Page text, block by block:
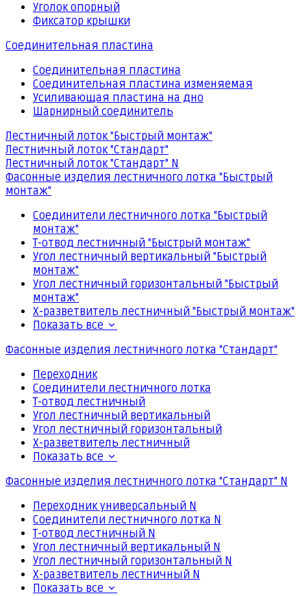
Уголок опорный
Фиксатор крышки
Соединительная пластина
Соединительная пластина
Соединительная пластина изменяемая
Усиливающая пластина на дно
Шарнирный соединитель
Лестничный лоток "Быстрый монтаж"
Лестничный лоток "Стандарт"
Лестничный лоток "Стандарт" N
Фасонные изделия лестничного лотка "Быстрый
монтаж"
Соединители лестничного лотка "Быстрый
монтаж"
Т-отвод лестничный "Быстрый монтаж"
Угол лестничный вертикальный "Быстрый
монтаж"
Угол лестничный горизонтальный "Быстрый
монтаж"
Х-разветвитель лестничный "Быстрый монтаж"
Показать все
Фасонные изделия лестничного лотка "Стандарт"
Переходник
Соединители лестничного лотка
Т-отвод лестничный
Угол лестничный вертикальный
Угол лестничный горизонтальный
Х-разветвитель лестничный
Показать все
Фасонные изделия лестничного лотка "Стандарт" N
Переходник универсальный N
Соединители лестничного лотка N
Т-отвод лестничный N
Угол лестничный вертикальный N
Угол лестничный горизонтальный N
Х-разветвитель лестничный N
Показать все